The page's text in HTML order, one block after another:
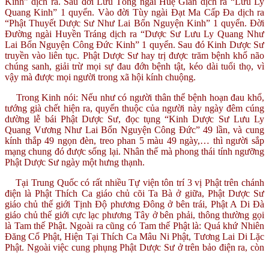
Quang Kinh” 1 quyển. Vào đời Tùy ngài Đạt Ma Cấp Đa dịch ra
“Phật Thuyết Dược Sư Như Lai Bổn Nguyện Kinh” 1 quyển. Đời
Đường ngài Huyền Tráng dịch ra “Dược Sư Lưu Ly Quang Như
Lai Bổn Nguyện Công Đức Kinh” 1 quyển. Sau đó Kinh Dược Sư
truyền vào liên tục. Phật Dược Sư hay trị được trăm bệnh khổ não
chúng sanh, giải trừ mọi sự đau đớn bệnh tật, kéo dài tuổi thọ, vì
vậy mà được mọi người trong xã hội kính chuộng.
Trong Kinh nói: Nếu như có người thân thể bệnh hoạn đau khổ,
tướng già chết hiện ra, quyến thuộc của người này ngày đêm cúng
dường lễ bái Phật Dược Sư, đọc tụng “Kinh Dược Sư Lưu Ly
Quang Vương Như Lai Bổn Nguyện Công Đức” 49 lần, và cung
kính thắp 49 ngọn đèn, treo phan 5 màu 49 ngày,… thì người sắp
mạng chung đó được sống lại. Nhân thế mà phong thái tính ngưỡng
Phật Dược Sư ngày một hưng thạnh.
Tại Trung Quốc có rất nhiều Tự viện tôn trí 3 vị Phật trên chánh
điện là Phật Thích Ca giáo chủ cõi Ta Bà ở giữa, Phật Dược Sư
giáo chủ thế giới Tịnh Độ phương Đông ở bên trái, Phật A Di Đà
giáo chủ thế giới cực lạc phương Tây ở bên phải, thông thường gọi
là Tam thế Phật. Ngoài ra cũng có Tam thế Phật là: Quá khứ Nhiên
Đăng Cổ Phật, Hiện Tại Thích Ca Mâu Ni Phật, Tương Lai Di Lặc
Phật. Ngoài việc cung phụng Phật Dược Sư ở trên bảo điện ra, còn